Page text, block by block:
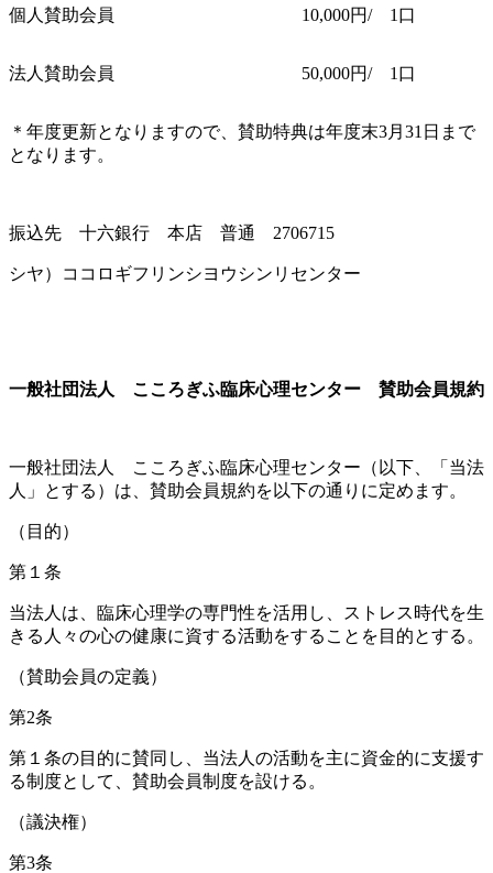
個人賛助会員 10,000円/ 1口
法人賛助会員 50,000円/ 1口
＊年度更新となりますので、賛助特典は年度末3月31日まで
となります。
振込先 十六銀行 本店 普通 2706715
シヤ）ココロギフリンシヨウシンリセンター
一般社団法人 こころぎふ臨床心理センター 賛助会員規約
一般社団法人 こころぎふ臨床心理センター（以下、「当法
人」とする）は、賛助会員規約を以下の通りに定めます。
（目的）
第１条
当法人は、臨床心理学の専門性を活用し、ストレス時代を生
きる人々の心の健康に資する活動をすることを目的とする。
（賛助会員の定義）
第2条
第１条の目的に賛同し、当法人の活動を主に資金的に支援す
る制度として、賛助会員制度を設ける。
（議決権）
第3条